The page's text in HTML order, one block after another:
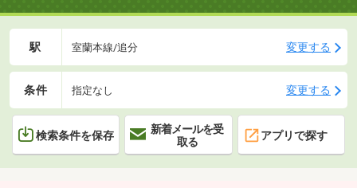
駅 室蘭本線/追分 変更する
条件 指定なし 変更する
検索条件を保存
新着メールを受
取る
アプリで探す